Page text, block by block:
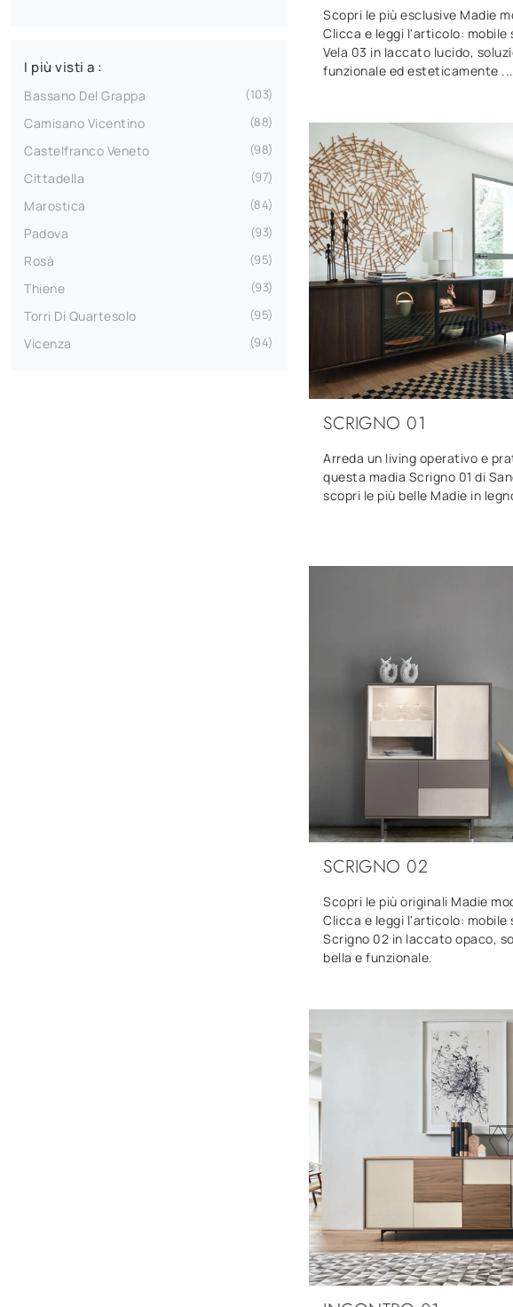
I più visti a :
Bassano Del Grappa 103
Camisano Vicentino 88
Castelfranco Veneto 98
Cittadella 97
Marostica 84
Padova 93
Rosà 95
Thiene 93
Torri Di Quartesolo 95
Vicenza 94
Scopri le più esclusive Madie
Clicca e leggi l'articolo: mobile
Vela 03 in laccato lucido,
funzionale ed esteticamente ...
SCRIGNO 01
Arreda un living operativo e
questa madia Scrigno 01 di
scopri le più belle Madie in
SCRIGNO 02
Scopri le più originali Madie
Clicca e leggi l'articolo: mobile
Scrigno 02 in laccato opaco,
bella e funzionale.